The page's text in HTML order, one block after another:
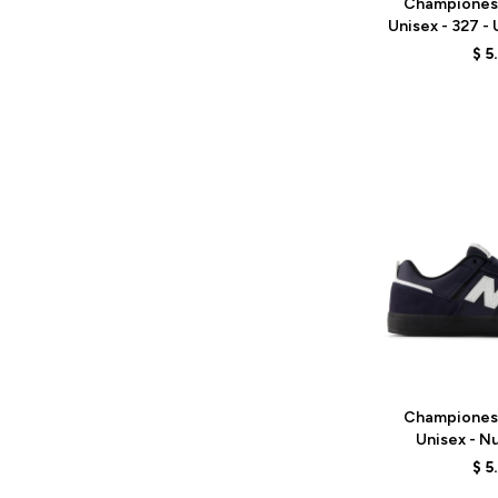
Unisex - 327 -
$
Unisex -
$